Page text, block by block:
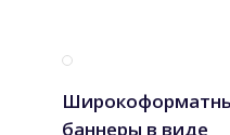
баннеры в виде